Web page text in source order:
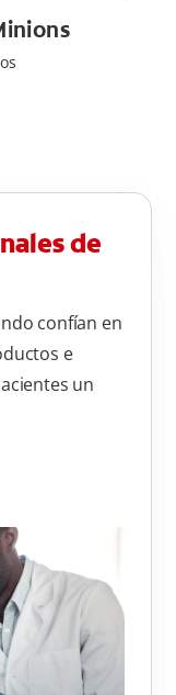
de
confían en
e
un